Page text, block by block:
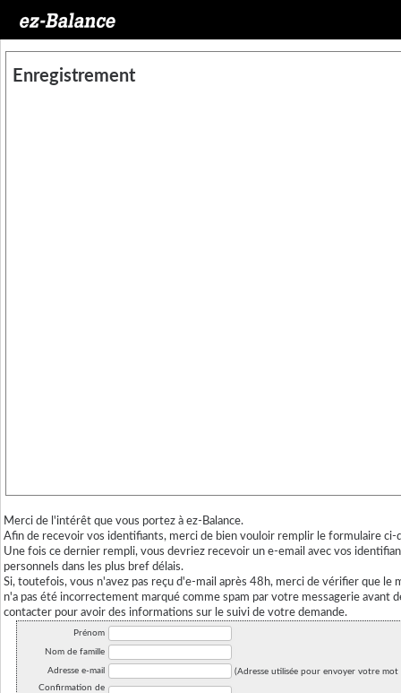
Enregistrement
Merci de l'intérêt que vous portez à ez-Balance.
Afin de recevoir vos identifiants, merci de bien vouloir remplir le formulaire ci-
Une fois ce dernier rempli, vous devriez recevoir un e-email avec vos
personnels dans les plus bref délais.
Si, toutefois, vous n'avez pas reçu d'e-mail après 48h, merci de vérifier que le
n'a pas été incorrectement marqué comme spam par votre messagerie avant
contacterpour avoir des informations sur le suivi de votre demande.
Prénom
Nom de famille
Adresse e-mail
(Adresse utilisée pour envoyer votre mot
Confirmation de